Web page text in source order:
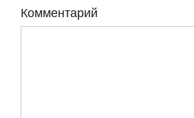
Комментарий